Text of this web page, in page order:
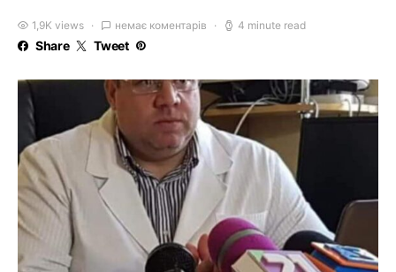
1,9K views немає коментарів 4 minute read
Share Tweet